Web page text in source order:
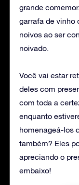
grande
garrafa de vinho
noivos ao ser
noivado.
Você vai estar
deles com
com toda a
enquanto
homenageá-los
também? Eles
apreciando o
embaixo!